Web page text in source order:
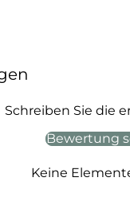
Schreiben Sie die
Bewertung
Keine